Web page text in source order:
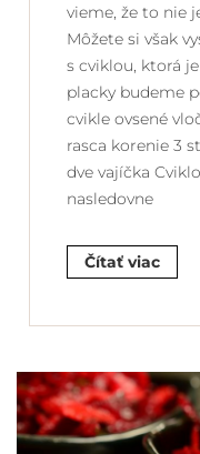
vieme, že to nie
Môžete si však
s cviklou, ktorá
placky budeme
cvikle ovsené
rasca korenie 3
dve vajíčka
nasledovne
Čítať viac